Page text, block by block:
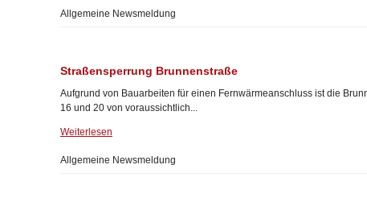
Allgemeine Newsmeldung
Straßensperrung Brunnenstraße
Aufgrund von Bauarbeiten für einen Fernwärmeanschluss ist die
16 und 20 von voraussichtlich...
Weiterlesen
Allgemeine Newsmeldung